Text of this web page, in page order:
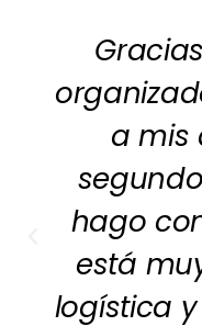
a mis
hago
está
logística